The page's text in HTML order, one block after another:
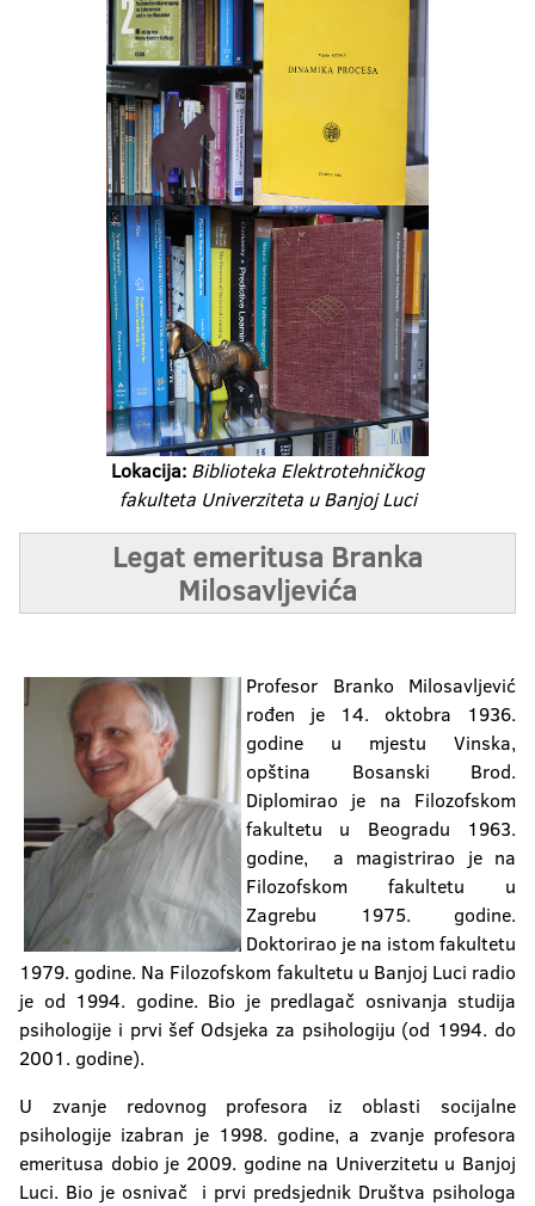
Lokacija: Biblioteka Elektrotehničkog
fakulteta Univerziteta u Banjoj Luci
Legat emeritusa Branka
Milosavljevića
Profesor Branko Milosavljević
rođen je 14. oktobra 1936.
godine u mjestu Vinska,
opština Bosanski Brod.
Diplomirao je na Filozofskom
fakultetu u Beogradu 1963.
godine, a magistrirao je na
Filozofskom fakultetu u
Zagrebu 1975. godine.
Doktorirao je na istom fakultetu
1979. godine. Na Filozofskom fakultetu u Banjoj Luci radio
je od 1994. godine. Bio je predlagač osnivanja studija
psihologije i prvi šef Odsjeka za psihologiju (od 1994. do
2001. godine).
U zvanje redovnog profesora iz oblasti socijalne
psihologije izabran je 1998. godine, a zvanje profesora
emeritusa dobio je 2009. godine na Univerzitetu u Banjoj
Luci. Bio je osnivač i prvi predsjednik Društva psihologa